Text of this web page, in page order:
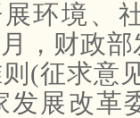
环境、
，财政
(征求意
发展改革